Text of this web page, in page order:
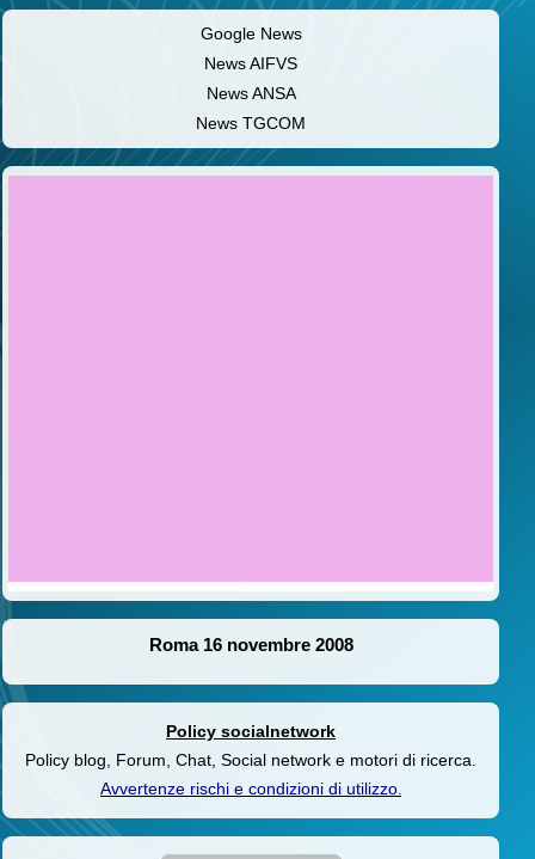
Google News
News AIFVS
News ANSA
News TGCOM
Roma 16 novembre 2008
Policy socialnetwork
Policy blog, Forum, Chat, Social network e motori di ricerca.
Avvertenze rischi e condizioni di utilizzo.